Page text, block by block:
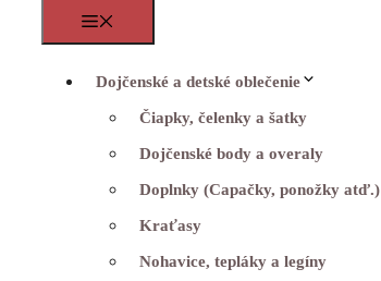
Dojčenské a detské oblečenie
Čiapky, čelenky a šatky
Dojčenské body a overaly
Doplnky (Capačky, ponožky atď.)
Kraťasy
Nohavice, tepláky a legíny